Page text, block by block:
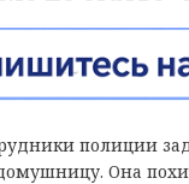
полиции
Она